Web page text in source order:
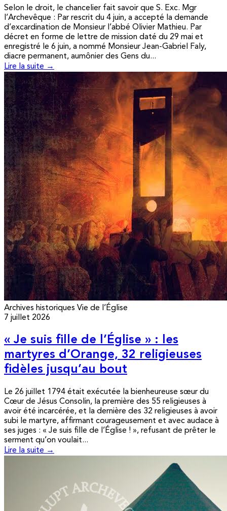
Selon le droit, le chancelier fait savoir que S. Exc. Mgr
l’Archevêque : Par rescrit du 4 juin, a accepté la demande
d’excardination de Monsieur l’abbé Olivier Mathieu. Par
décret en forme de lettre de mission daté du 29 mai et
enregistré le 6 juin, a nommé Monsieur Jean-Gabriel Faly,
diacre permanent, aumônier des Gens du...
Lire la suite →
Archives historiques Vie de l’Église
7 juillet 2026
« Je suis fille de l’Église » : les
martyres d’Orange, 32 religieuses
fidèles jusqu’au bout
Le 26 juillet 1794 était exécutée la bienheureuse sœur du
Cœur de Jésus Consolin, la première des 55 religieuses à
avoir été incarcérée, et la dernière des 32 religieuses à avoir
subi le martyre, affirmant courageusement et avec audace à
ses juges : « Je suis fille de l’Église ! », refusant de prêter le
serment qu’on voulait...
Lire la suite →